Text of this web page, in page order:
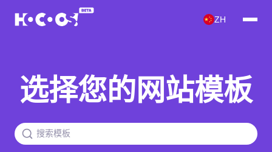
ZH
选择您的网站模板